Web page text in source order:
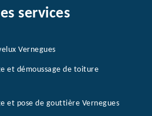
services
Vernegues
et démoussage de toiture
et pose de gouttière Vernegues